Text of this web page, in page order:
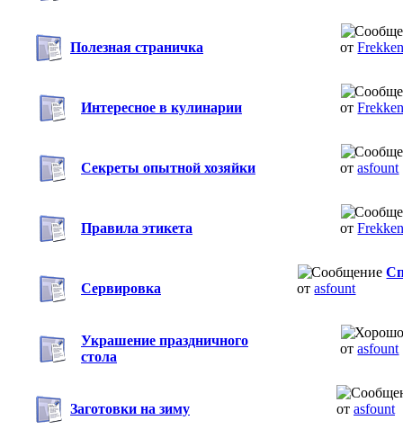
Полезная страничка от
Интересное в кулинарии от
Секреты опытной хозяйки отasfount
Правила этикета от
Сервировка
отasfount
Украшение праздничного
стола
отasfount
Заготовки на зиму от asfount